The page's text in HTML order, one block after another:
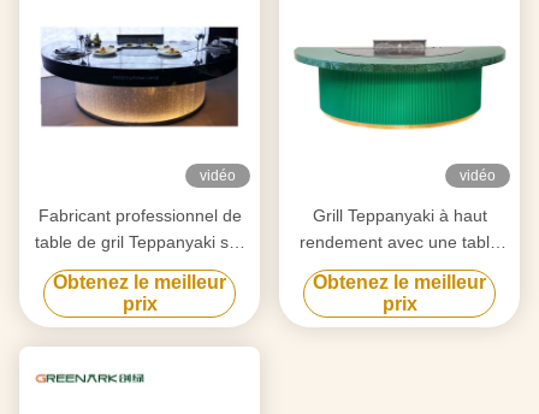
vidéo
Fabricant professionnel de
table de gril Teppanyaki sur
mesure avec design gratuit
fournisseur fiable
d'équipement de gril Hibachi
Obtenez le meilleur
prix
vidéo
Grill Teppanyaki à haut
rendement avec une table
de 20 mm en acier allié de
qualité alimentaire et un
chauffage intelligent
Obtenez le meilleur
prix